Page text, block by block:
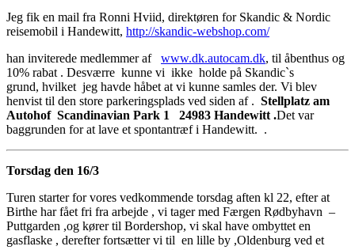
Jeg fik en mail fra Ronni Hviid, direktøren for Skandic & Nordic
reisemobil i Handewitt, http://skandic-webshop.com/
han inviterede medlemmer af www.dk.autocam.dk, til åbenthus og
10% rabat . Desværre kunne vi ikke holde på Skandic`s
grund, hvilket jeg havde håbet at vi kunne samles der. Vi blev
henvist til den store parkeringsplads ved siden af . Stellplatz am
Autohof Scandinavian Park 1 24983 Handewitt .Det var
baggrunden for at lave et spontantræf i Handewitt. .
Torsdag den 16/3
Turen starter for vores vedkommende torsdag aften kl 22, efter at
Birthe har fået fri fra arbejde , vi tager med Færgen Rødbyhavn –
Puttgarden ,og kører til Bordershop, vi skal have ombyttet en
gasflaske , derefter fortsætter vi til en lille by ,Oldenburg ved et